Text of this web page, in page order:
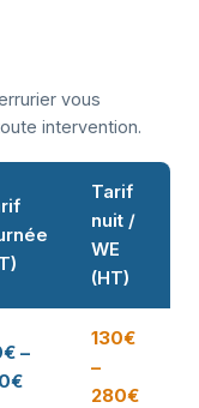
vous
intervention.
Tarif
nuit /
WE
(HT)
–
130€
–
280€